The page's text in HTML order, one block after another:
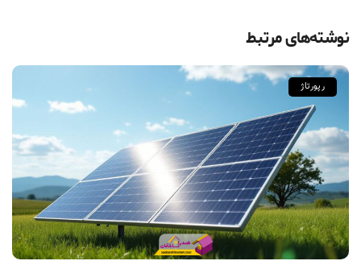
نوشته‌های مرتبط
رپورتاژ